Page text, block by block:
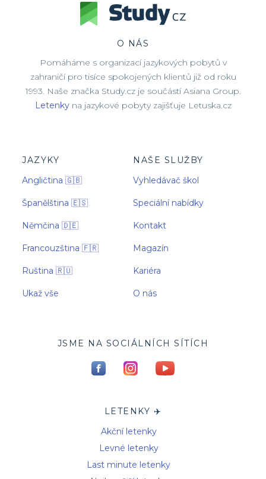
O NÁS
Pomáháme s organizací jazykových pobytů v
zahraničí pro tisíce spokojených klientů již od roku
1993. Naše značka Study.cz je součástí Asiana Group.
Letenkyna jazykové pobyty zajišťuje Letuska.cz
JAZYKY
Angličtina 🇬🇧
Španělština 🇪🇸
Němčina 🇩🇪
Francouzština 🇫🇷
Ruština 🇷🇺
Ukaž vše
NAŠE SLUŽBY
Vyhledávač škol
Speciální nabídky
Kontakt
Magazín
Kariéra
O nás
JSME NA SOCIÁLNÍCH SÍTÍCH
LETENKY ✈️
Akční letenky
Levné letenky
Last minute letenky